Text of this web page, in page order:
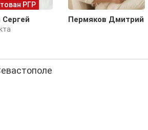
РГР
Пермяков Дмитрий